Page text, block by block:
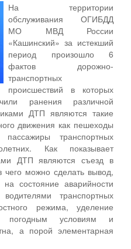
На территории
обслуживания ОГИБДД
МО МВД России
«Кашинский» за истекший
период произошло 6
фактов дорожно-
транспортных
происшествий в которых
ранения различной
ДТП являются такие
движения как пешеходы
транспортных
Как показывает
ДТП являются съезд в
чего можно сделать вывод,
состояние аварийности
транспортных
режима, уделение
погодным условиям и
а порой элементарная